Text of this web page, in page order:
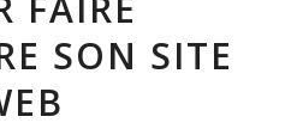
SON SITE